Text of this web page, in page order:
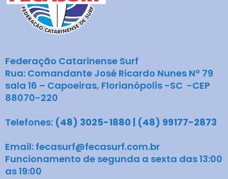
Federação Catarinense Surf
Rua: Comandante José Ricardo Nunes Nº 79
sala 16 – Capoeiras, Florianópolis -SC -CEP
88070-220
Telefones: (48) 3025-1880 | (48) 99177-2873
Email: fecasurf@fecasurf.com.br
Funcionamento de segunda a sexta das 13:00
as 19:00